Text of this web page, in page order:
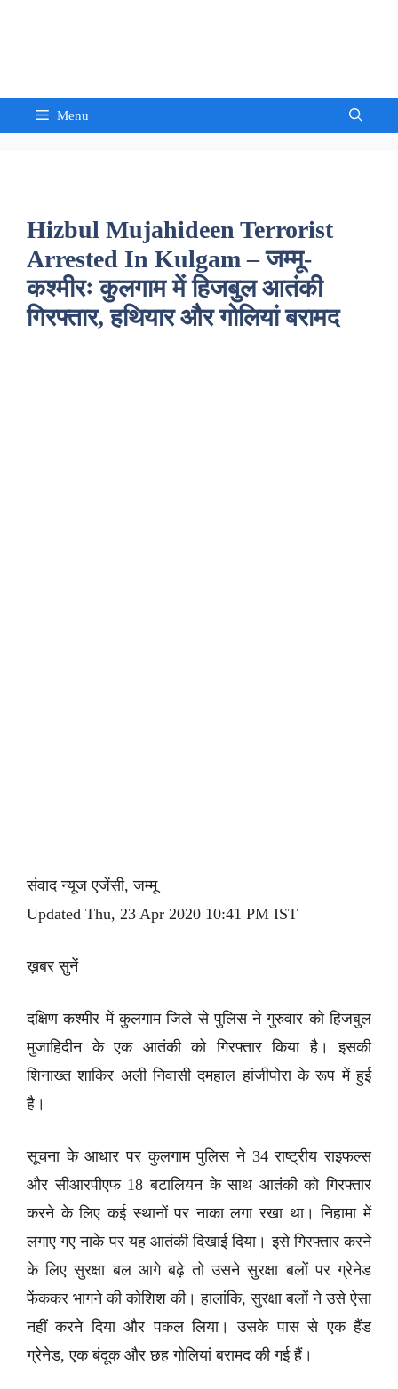
Menu
Hizbul Mujahideen Terrorist
Arrested In Kulgam – जम्मू-
कश्मीरः कुलगाम में हिजबुल आतंकी
गिरफ्तार, हथियार और गोलियां बरामद
संवाद न्यूज एजेंसी, जम्मू
Updated Thu, 23 Apr 2020 10:41 PM IST
ख़बर सुनें
दक्षिण कश्मीर में कुलगाम जिले से पुलिस ने गुरुवार को हिजबुल
मुजाहिदीन के एक आतंकी को गिरफ्तार किया है। इसकी
शिनाख्त शाकिर अली निवासी दमहाल हांजीपोरा के रूप में हुई
है।
सूचना के आधार पर कुलगाम पुलिस ने 34 राष्ट्रीय राइफल्स
और सीआरपीएफ 18 बटालियन के साथ आतंकी को गिरफ्तार
करने के लिए कई स्थानों पर नाका लगा रखा था। निहामा में
लगाए गए नाके पर यह आतंकी दिखाई दिया। इसे गिरफ्तार करने
के लिए सुरक्षा बल आगे बढ़े तो उसने सुरक्षा बलों पर ग्रेनेड
फेंककर भागने की कोशिश की। हालांकि, सुरक्षा बलों ने उसे ऐसा
नहीं करने दिया और पकल लिया। उसके पास से एक हैंड
ग्रेनेड, एक बंदूक और छह गोलियां बरामद की गई हैं।